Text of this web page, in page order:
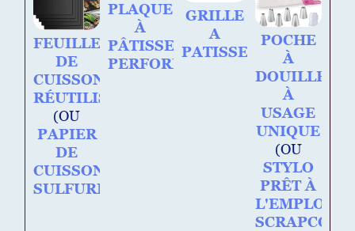
FEUILLE
DE
CUISSON
RÉUTILISABLE
(OU
PAPIER
DE
CUISSON
SULFURISÉ)
PLAQUE
À
PÂTISSERIE
PERFORÉE
GRILLE
A
PATISSERIE
POCHE
À
DOUILLE
À
USAGE
UNIQUE
(OU
STYLO
PRÊT À
L'EMPLOI